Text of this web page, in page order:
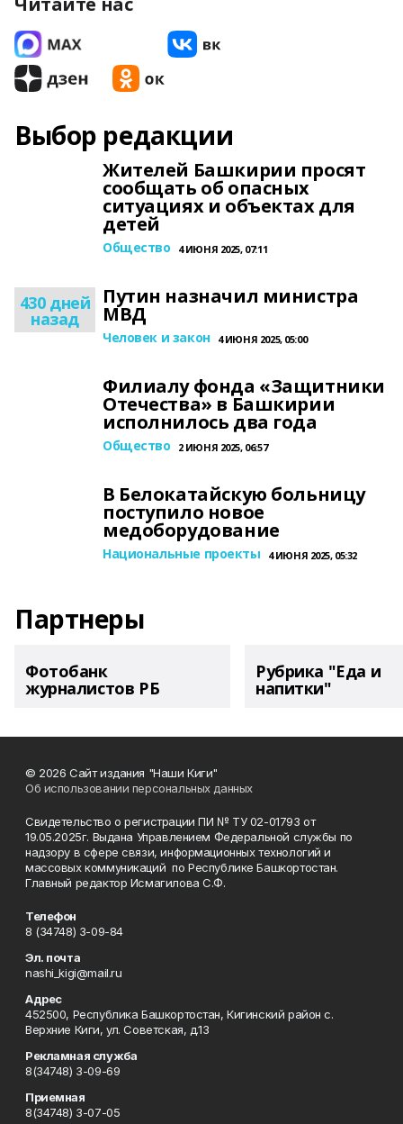
Выбор редакции
Жителей Башкирии просят
сообщать об опасных
ситуациях и объектах для
детей
Общество 4 ИЮНЯ 2025, 07:11
430 дней
назад
Путин назначил министра
МВД
Человек и закон 4 ИЮНЯ 2025, 05:00
Филиалу фонда «Защитники
Отечества» в Башкирии
исполнилось два года
Общество 2 ИЮНЯ 2025, 06:57
В Белокатайскую больницу
поступило новое
медоборудование
Национальные проекты 4 ИЮНЯ 2025, 05:32
Партнеры
Фотобанк
журналистов РБ
Рубрика "Еда и
напитки"
© 2026 Сайт издания "Наши Киги"
Об использовании персональных данных
Свидетельство о регистрации ПИ № ТУ 02-01793 от
19.05.2025г. Выдана Управлением Федеральной службы по
надзору в сфере связи, информационных технологий и
массовых коммуникаций по Республике Башкортостан.
Главный редактор Исмагилова С.Ф.
Телефон
8 (34748) 3-09-84
Эл. почта
nashi_kigi@mail.ru
Адрес
452500, Республика Башкортостан, Кигинский район с.
Верхние Киги, ул. Советская, д.13
Рекламная служба
8(34748) 3-09-69
Приемная
8(34748) 3-07-05